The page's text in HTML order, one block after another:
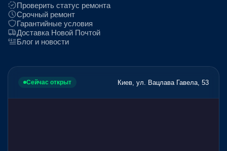
Проверить статус ремонта
Срочный ремонт
Гарантийные условия
Доставка Новой Почтой
Блог и новости
Сейчас открыт Киев, ул. Вацлава Гавела, 53